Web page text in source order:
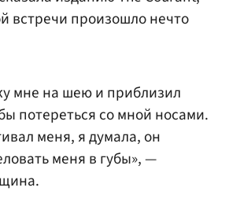
встречи произошло нечто
мне на шею и приблизил
потереться со мной носами.
меня, я думала, он
меня в губы», —